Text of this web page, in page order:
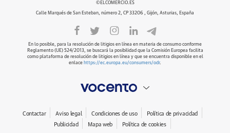
©ELCOMERCIO.ES
Calle Marqués de San Esteban, número 2, CP 33206 , Gijón, Asturias, España
En lo posible, para la resolución de litigios en línea en materia de consumo conforme
Reglamento (UE) 524/2013, se buscará la posibilidad que la Comisión Europea facilita
como plataforma de resolución de litigios en línea y que se encuentra disponible en el
enlace https://ec.europa.eu/consumers/odr.
Contactar Aviso legal Condiciones de uso
Política de privacidad
Publicidad
Mapa web Política de cookies